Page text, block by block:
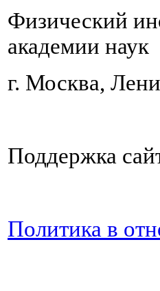
Физический
академии наук
г. Москва,
Поддержка
Политика в